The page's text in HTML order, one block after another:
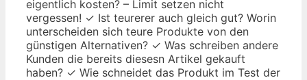
eigentlich kosten? – Limit setzen nicht
vergessen! ✓ Ist teurerer auch gleich gut? Worin
unterscheiden sich teure Produkte von den
günstigen Alternativen? ✓ Was schreiben andere
Kunden die bereits diesesn Artikel gekauft
haben? ✓ Wie schneidet das Produkt im Test der